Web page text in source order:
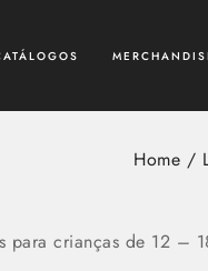
Home /
para crianças de 12